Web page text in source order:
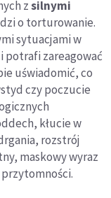
zsilnymi
o torturowanie.
sytuacjami w
i potrafi zareagować
uświadomić, co
czy poczucie
kłucie w
rozstrój
maskowy wyraz